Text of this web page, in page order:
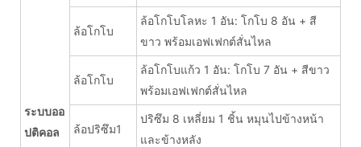
ระบบออ
ปติคอล
ล้อโกโบ
ล้อโกโบโลหะ 1 อัน: โกโบ 8 อัน + สี
ขาว พร้อมเอฟเฟกต์สั่นไหล
ล้อโกโบ
ล้อโกโบแก้ว 1 อัน: โกโบ 7 อัน + สีขาว
พร้อมเอฟเฟกต์สั่นไหล
ล้อปริซึม1
ปริซึม 8 เหลี่ยม 1 ชิ้น หมุนไปข้างหน้า
และข้างหลัง